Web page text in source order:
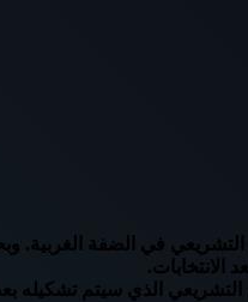
في الضفة الغربية.
الذي سيتم تشكيله